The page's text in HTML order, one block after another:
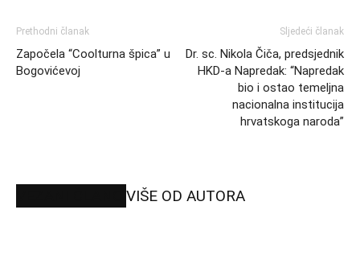
Prethodni članak
Započela “Coolturna špica” u
Bogovićevoj
Sljedeći članak
Dr. sc. Nikola Čiča, predsjednik
HKD-a Napredak: “Napredak
bio i ostao temeljna
nacionalna institucija
hrvatskoga naroda”
VIŠE OD AUTORA